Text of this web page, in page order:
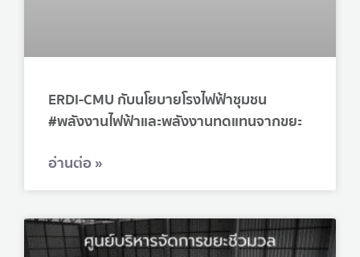
ERDI-CMU กับนโยบายโรงไฟฟ้าชุมชน
#พลังงานไฟฟ้าและพลังงานทดแทนจากขยะ
อ่านต่อ »